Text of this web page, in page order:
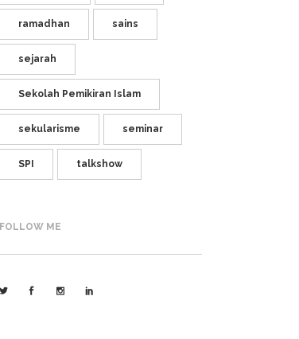
ramadhan sains
sejarah
Sekolah Pemikiran Islam
sekularisme seminar
SPI talkshow
FOLLOW ME